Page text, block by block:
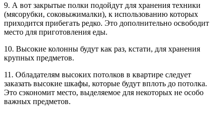
9. А вот закрытые полки подойдут для хранения техники
(мясорубки, соковыжималки), к использованию которых
приходится прибегать редко. Это дополнительно освободит
место для приготовления еды.
10. Высокие колонны будут как раз, кстати, для хранения
крупных предметов.
11. Обладателям высоких потолков в квартире следует
заказать высокие шкафы, которые будут вплоть до потолка.
Это сэкономит место, выделяемое для некоторых не особо
важных предметов.